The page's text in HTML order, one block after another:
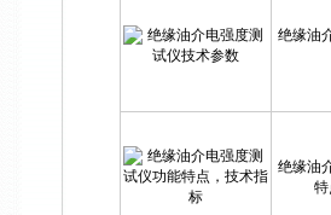
绝缘油
绝缘油